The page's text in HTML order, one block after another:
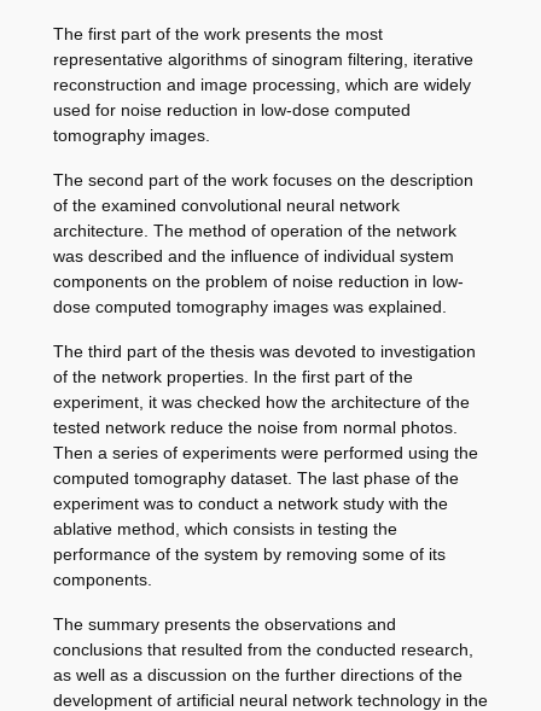
The first part of the work presents the most
representative algorithms of sinogram filtering, iterative
reconstruction and image processing, which are widely
used for noise reduction in low-dose computed
tomography images.
The second part of the work focuses on the description
of the examined convolutional neural network
architecture. The method of operation of the network
was described and the influence of individual system
components on the problem of noise reduction in low-
dose computed tomography images was explained.
The third part of the thesis was devoted to investigation
of the network properties. In the first part of the
experiment, it was checked how the architecture of the
tested network reduce the noise from normal photos.
Then a series of experiments were performed using the
computed tomography dataset. The last phase of the
experiment was to conduct a network study with the
ablative method, which consists in testing the
performance of the system by removing some of its
components.
The summary presents the observations and
conclusions that resulted from the conducted research,
as well as a discussion on the further directions of the
development of artificial neural network technology in the